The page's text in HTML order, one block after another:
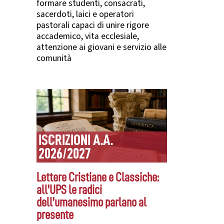
formare studenti, consacrati,
sacerdoti, laici e operatori
pastorali capaci di unire rigore
accademico, vita ecclesiale,
attenzione ai giovani e servizio alle
comunità
ISCRIZIONI A.A.
2026/2027
Lettere Cristiane e Classiche:
all’UPS le radici
dell’umanesimo parlano al
presente